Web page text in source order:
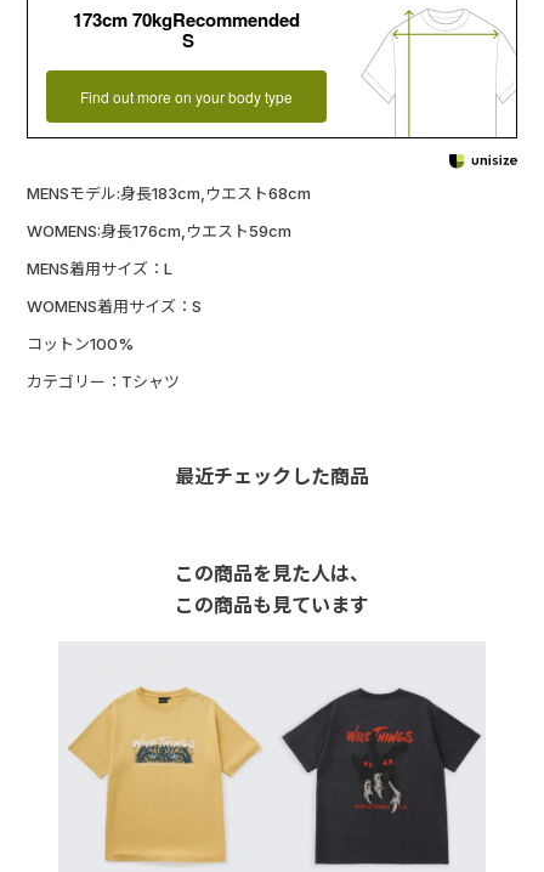
173cm 70kgRecommended
S
Find out more on your body type
MENSモデル:身長183cm,ウエスト68cm
WOMENS:身長176cm,ウエスト59cm
MENS着用サイズ：L
WOMENS着用サイズ：S
コットン100%
カテゴリー：Tシャツ
最近チェックした商品
この商品を見た人は、
この商品も見ています